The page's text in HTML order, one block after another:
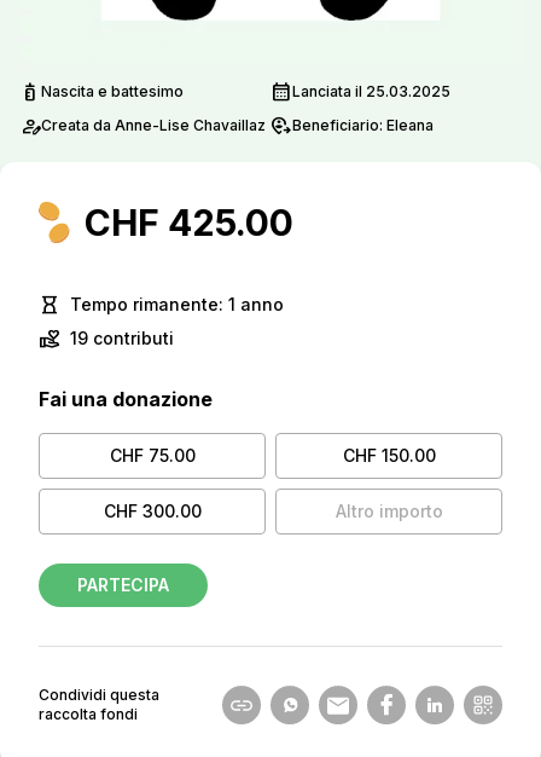
pediatrics Nascita e battesimo calendar_monthLanciata il 25.03.2025
person_editCreata da Anne-Lise Chavaillaz move_locationBeneficiario: Eleana
CHF 425.00
hourglass_empty Tempo rimanente: 1 anno
volunteer_activism 19 contributi
Fai una donazione
CHF 75.00 CHF 150.00
CHF 300.00 Altro importo
PARTECIPA
Condividi questa
raccolta fondi